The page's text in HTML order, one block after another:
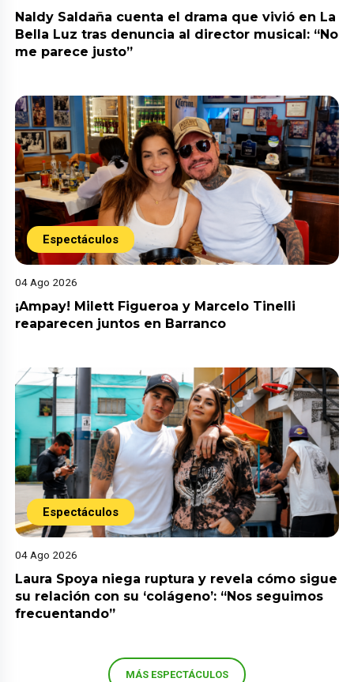
Naldy Saldaña cuenta el drama que vivió en La
Bella Luz tras denuncia al director musical: “No
me parece justo”
Espectáculos
04 Ago 2026
¡Ampay! Milett Figueroa y Marcelo Tinelli
reaparecen juntos en Barranco
Espectáculos
04 Ago 2026
Laura Spoya niega ruptura y revela cómo sigue
su relación con su ‘colágeno’: “Nos seguimos
frecuentando”
MÁS ESPECTÁCULOS